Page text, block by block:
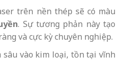
trên nền thép sẽ có màu
. Sự tương phản này tạo
và cực kỳ chuyên nghiệp.
sâu vào kim loại, tồn tại vĩnh